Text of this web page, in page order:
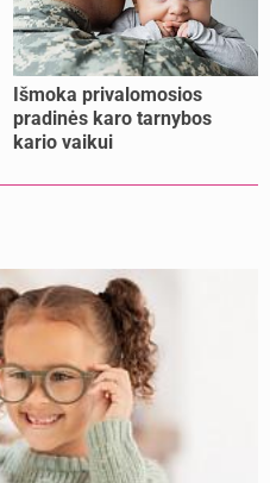
Išmoka privalomosios
pradinės karo tarnybos
kario vaikui